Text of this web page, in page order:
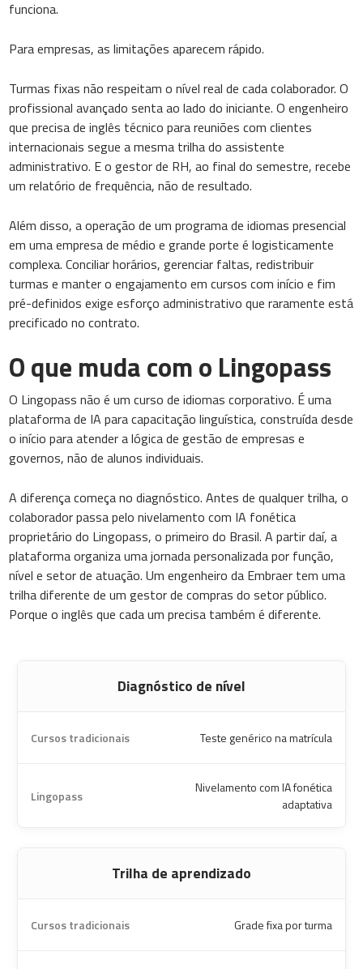
funciona.
Para empresas, as limitações aparecem rápido.
Turmas fixas não respeitam o nível real de cada colaborador. O
profissional avançado senta ao lado do iniciante. O engenheiro
que precisa de inglês técnico para reuniões com clientes
internacionais segue a mesma trilha do assistente
administrativo. E o gestor de RH, ao final do semestre, recebe
um relatório de frequência, não de resultado.
Além disso, a operação de um programa de idiomas presencial
em uma empresa de médio e grande porte é logisticamente
complexa. Conciliar horários, gerenciar faltas, redistribuir
turmas e manter o engajamento em cursos com início e fim
pré-definidos exige esforço administrativo que raramente está
precificado no contrato.
O que muda com o Lingopass
O Lingopass não é um curso de idiomas corporativo. É uma
plataforma de IA para capacitação linguística, construída desde
o início para atender a lógica de gestão de empresas e
governos, não de alunos individuais.
A diferença começa no diagnóstico. Antes de qualquer trilha, o
colaborador passa pelo nivelamento com IA fonética
proprietário do Lingopass, o primeiro do Brasil. A partir daí, a
plataforma organiza uma jornada personalizada por função,
nível e setor de atuação. Um engenheiro da Embraer tem uma
trilha diferente de um gestor de compras do setor público.
Porque o inglês que cada um precisa também é diferente.
Diagnóstico de nível
Teste genérico na matrícula
Nivelamento com IA fonética
adaptativa
Trilha de aprendizado
Grade fixa por turma